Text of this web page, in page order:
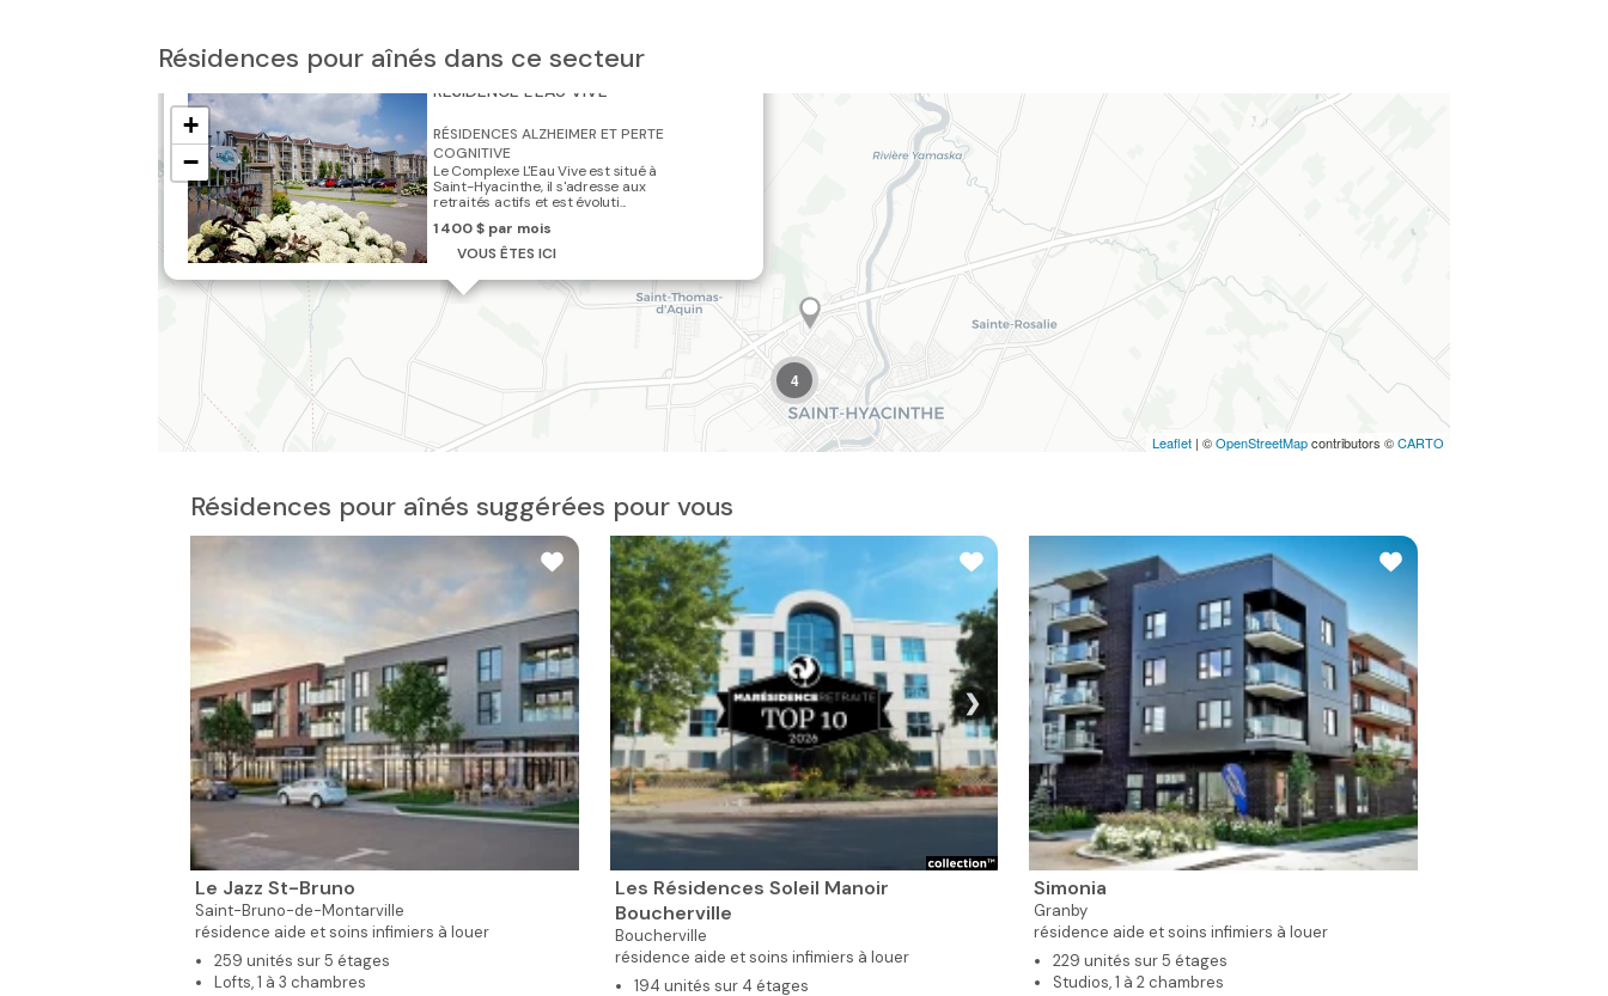
Résidences pour aînés dans ce secteur
4
RÉSIDENCE L'EAU VIVE
RÉSIDENCES ALZHEIMER ET PERTE
COGNITIVE
Le Complexe L'Eau Vive est situé à
Saint-Hyacinthe, il s'adresse aux
retraités actifs et est évoluti...
VOUS ÊTES ICI
1 400 $ par mois
+
−
Leaflet | ©OpenStreetMapcontributors ©CARTO
Résidences pour aînés suggérées pour vous
Le Jazz St-Bruno
Saint-Bruno-de-Montarville
résidence aide et soins infimiers à louer
259 unités sur 5 étages
Lofts, 1 à 3 chambres
❯
Les Résidences Soleil Manoir
Boucherville
Boucherville
résidence aide et soins infimiers à louer
194 unités sur 4 étages
Simonia
Granby
résidence aide et soins infimiers à louer
229 unités sur 5 étages
Studios, 1 à 2 chambres